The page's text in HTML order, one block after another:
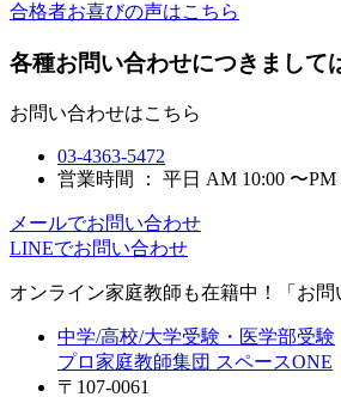
合格者お喜びの声はこちら
各種お問い合わせにつきまして
お問い合わせはこちら
03-4363-5472
営業時間 ： 平日 AM 10:00 〜PM
メールでお問い合わせ
LINEでお問い合わせ
オンライン家庭教師 も在籍中！「お問
中学/高校/大学受験・医学部受験
プロ家庭教師集団 スペースONE
〒107-0061